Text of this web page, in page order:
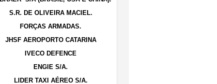
S.R. DE OLIVEIRA MACIEL.
FORÇAS ARMADAS.
JHSF AEROPORTO CATARINA
IVECO DEFENCE
ENGIE S/A.
LIDER TAXI AÉREO S/A.